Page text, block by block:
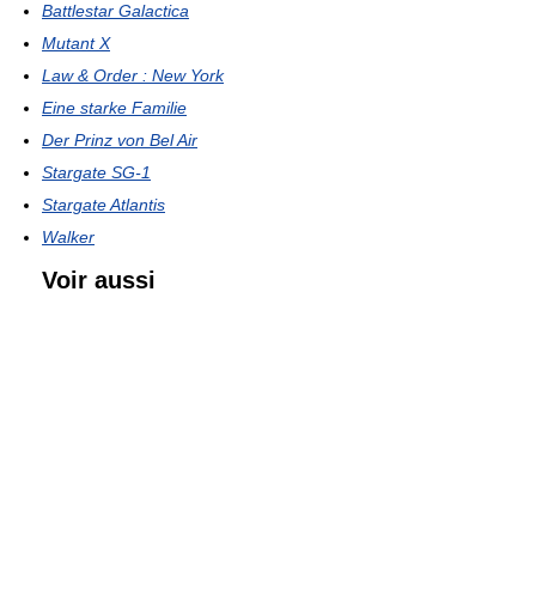
Battlestar Galactica
Mutant X
Law & Order : New York
Eine starke Familie
Der Prinz von Bel Air
Stargate SG-1
Stargate Atlantis
Walker
Voir aussi